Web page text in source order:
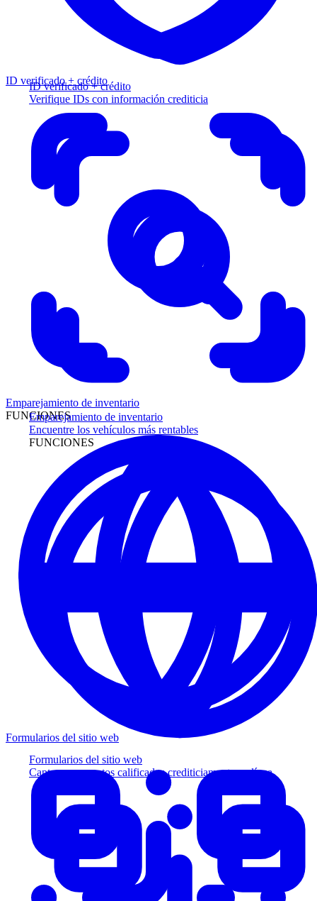
ID verificado + crédito
Verifique IDs con información crediticia
Emparejamiento de inventario
Encuentre los vehículos más rentables
FUNCIONES
Formularios del sitio web
Capture prospectos calificados crediticiamente en línea
ID verificado + crédito
Emparejamiento de inventario
FUNCIONES
Formularios del sitio web